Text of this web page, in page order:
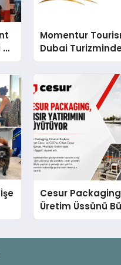
Momentur
Dubai
Operasyon
Cesur Packaging,
Üretim Üssünü